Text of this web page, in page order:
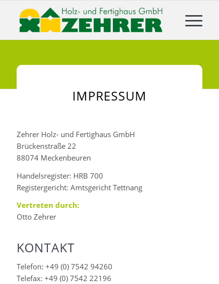
IMPRESSUM
Zehrer Holz- und Fertighaus GmbH
Brückenstraße 22
88074 Meckenbeuren
Handelsregister: HRB 700
Registergericht: Amtsgericht Tettnang
Vertreten durch:
Otto Zehrer
KONTAKT
Telefon: +49 (0) 7542 94260
Telefax: +49 (0) 7542 22196